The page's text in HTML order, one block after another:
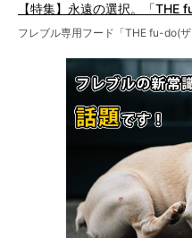
【特集】永遠の選択。「THE
フレブル専用フード「THE fu-do(ザ